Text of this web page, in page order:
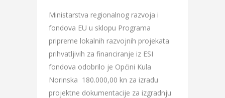
Ministarstva regionalnog razvoja i
fondova EU u sklopu Programa
pripreme lokalnih razvojnih projekata
prihvatljivih za financiranje iz ESI
fondova odobrilo je Općini Kula
Norinska 180.000,00 kn za izradu
projektne dokumentacije za izgradnju